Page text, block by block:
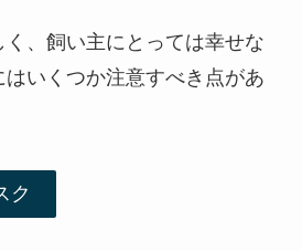
く、飼い主にとっては幸せな
いくつか注意すべき点があ
ク